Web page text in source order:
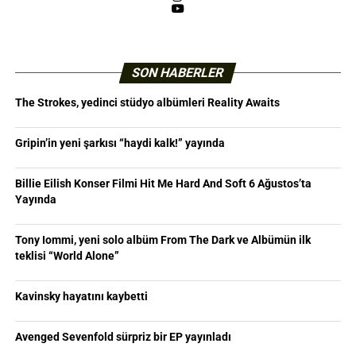
YouTube
SON HABERLER
The Strokes, yedinci stüdyo albümleri Reality Awaits
Gripin’in yeni şarkısı “haydi kalk!” yayında
Billie Eilish Konser Filmi Hit Me Hard And Soft 6 Ağustos’ta
Yayında
Tony Iommi, yeni solo albüm From The Dark ve Albümün ilk
teklisi “World Alone”
Kavinsky hayatını kaybetti
Avenged Sevenfold sürpriz bir EP yayınladı